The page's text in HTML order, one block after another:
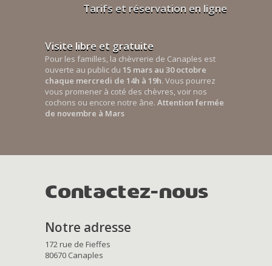
Tarifs et réservation en ligne
Visite libre et gratuite
Pour les familles, la chèvrerie de Canaples est
ouverte au public du 15 mars au 30 octobre
chaque mercredi de 14h à 19h. Vous pourrez
vous promener à coté des chèvres, voir nos
cochons ou encore notre âne. Attention fermée
de novembre à Mars
Contactez-nous
Notre adresse
172 rue de Fieffes
80670 Canaples